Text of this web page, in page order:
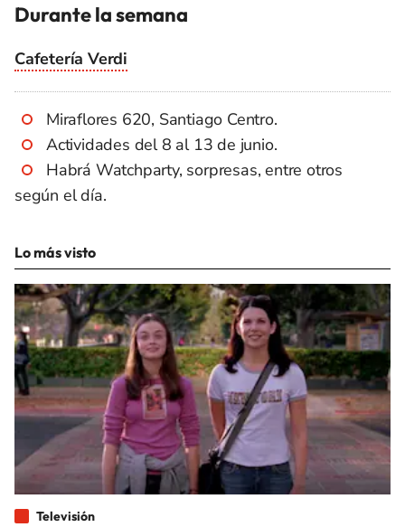
Durante la semana
Cafetería Verdi
Miraflores 620, Santiago Centro.
Actividades del 8 al 13 de junio.
Habrá Watchparty, sorpresas, entre otros
según el día.
Lo más visto
Televisión